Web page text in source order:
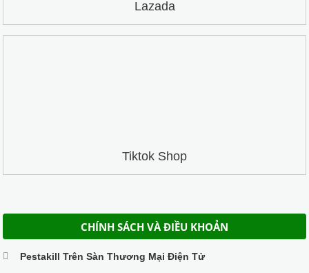
Lazada
Tiktok Shop
CHÍNH SÁCH VÀ ĐIỀU KHOẢN
Pestakill Trên Sàn Thương Mại Điện Tử